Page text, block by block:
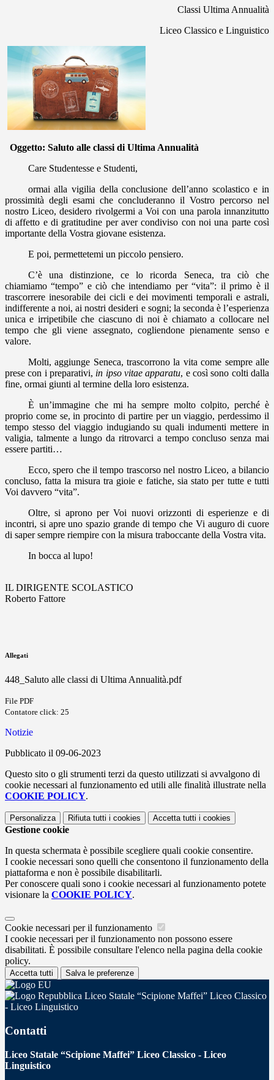
Classi Ultima Annualità
Liceo Classico e Linguistico
Oggetto: Saluto alle classi di Ultima Annualità
Care Studentesse e Studenti,
ormai alla vigilia della conclusione dell’anno scolastico e in
prossimità degli esami che concluderanno il Vostro percorso nel
nostro Liceo, desidero rivolgermi a Voi con una parola innanzitutto
di affetto e di gratitudine per aver condiviso con noi una parte così
importante della Vostra giovane esistenza.
E poi, permettetemi un piccolo pensiero.
C’è una distinzione, ce lo ricorda Seneca, tra ciò che
chiamiamo “tempo” e ciò che intendiamo per “vita”: il primo è il
trascorrere inesorabile dei cicli e dei movimenti temporali e astrali,
indifferente a noi, ai nostri desideri e sogni; la seconda è l’esperienza
unica e irripetibile che ciascuno di noi è chiamato a collocare nel
tempo che gli viene assegnato, cogliendone pienamente senso e
valore.
Molti, aggiunge Seneca, trascorrono la vita come sempre alle
prese con i preparativi, in ipso vitae apparatu, e così sono colti dalla
fine, ormai giunti al termine della loro esistenza.
È un’immagine che mi ha sempre molto colpito, perché è
proprio come se, in procinto di partire per un viaggio, perdessimo il
tempo stesso del viaggio indugiando su quali indumenti mettere in
valigia, talmente a lungo da ritrovarci a tempo concluso senza mai
essere partiti…
Ecco, spero che il tempo trascorso nel nostro Liceo, a bilancio
concluso, fatta la misura tra gioie e fatiche, sia stato per tutte e tutti
Voi davvero “vita”.
Oltre, si aprono per Voi nuovi orizzonti di esperienze e di
incontri, si apre uno spazio grande di tempo che Vi auguro di cuore
di saper sempre riempire con la misura traboccante della Vostra vita.
In bocca al lupo!
IL DIRIGENTE SCOLASTICO
Roberto Fattore
Allegati
448_Saluto alle classi di Ultima Annualità.pdf
File PDF
Contatore click: 25
Notizie
Pubblicato il 09-06-2023
Questo sito o gli strumenti terzi da questo utilizzati si avvalgono di
cookie necessari al funzionamento ed utili alle finalità illustrate nella
COOKIE POLICY.
Personalizza Rifiuta tutti i cookies Accetta tutti i cookies
Gestione cookie
In questa schermata è possibile scegliere quali cookie consentire.
I cookie necessari sono quelli che consentono il funzionamento della
piattaforma e non è possibile disabilitarli.
Per conoscere quali sono i cookie necessari al funzionamento potete
visionare la COOKIE POLICY.
Cookie necessari per il funzionamento
I cookie necessari per il funzionamento non possono essere
disabilitati. È possibile consultare l'elenco nella pagina della cookie
policy.
Accetta tutti Salva le preferenze
Liceo Statale “Scipione Maffei” Liceo Classico
- Liceo Linguistico
Contatti
Liceo Statale “Scipione Maffei” Liceo Classico - Liceo
Linguistico